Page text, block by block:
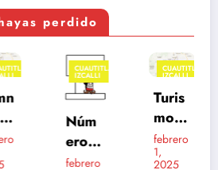
perdido
CUAUTITLÁN
IZCALLI
Núm
eros
de
febrero
CUAUTITLÁN
IZCALLI
Turis
mo
en
Cuau
febrero
1,
2025